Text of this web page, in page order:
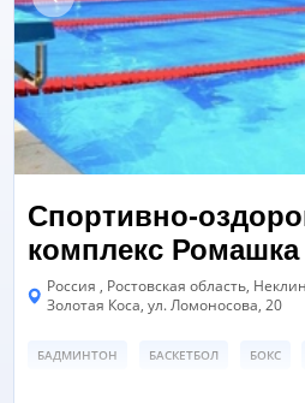
Спортивно-
комплекс Ромашка
Россия , Ростовская область,
Золотая Коса, ул. Ломоносова, 20
БАДМИНТОН БАСКЕТБОЛ БОКС